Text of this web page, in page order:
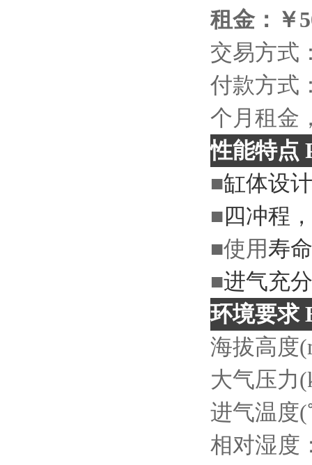
租金：
交易方式
付款方式
个月租金
性能特点
■缸体设
■ 四冲程
■使用寿
■进气充
环境要求
海拔高度
大气压力
进气温度
相对湿度